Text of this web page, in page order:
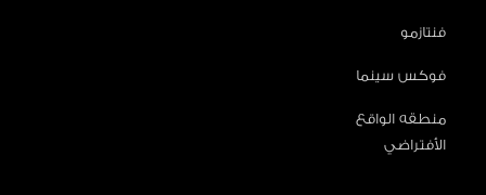
فنتازمو
فوكس سينما
منطقه الواقع
الأفتراضي